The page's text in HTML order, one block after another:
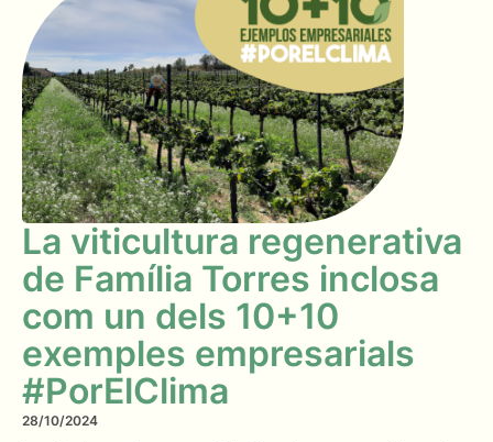
La viticultura regenerativa
de Família Torres inclosa
com un dels 10+10
exemples empresarials
#PorElClima
28/10/2024